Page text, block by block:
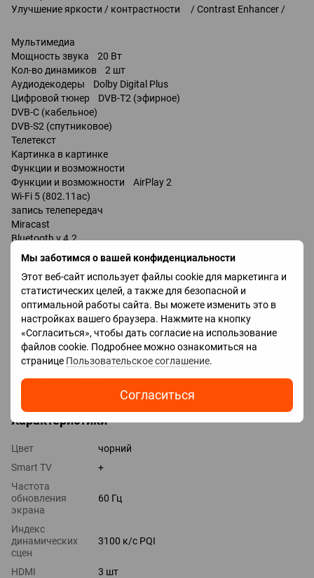
Мы заботимся о вашей конфиденциальности
Этот веб-сайт использует файлы cookie для маркетинга и
статистических целей, а также для безопасной и
оптимальной работы сайта. Вы можете изменить это в
настройках вашего браузера. Нажмите на кнопку
«Согласиться», чтобы дать согласие на использование
файлов cookie. Подробнее можно ознакомиться на
странице Пользовательское соглашение.
Согласиться
Улучшение яркости / контрастности / Contrast Enhancer /
Мультимедиа
Мощность звука 20 Вт
Кол-во динамиков 2 шт
Аудиодекодеры Dolby Digital Plus
Цифровой тюнер DVB-T2 (эфирное)
DVB-C (кабельное)
DVB-S2 (спутниковое)
Телетекст
Картинка в картинке
Функции и возможности
Функции и возможности AirPlay 2
Wi-Fi 5 (802.11ac)
запись телепередач
Miracast
Bluetooth v 4.2
управление голосом
Google Assistant
Bixby
Входы USB
LAN
HDMI 3 шт
Версия HDMI v 2.0
Выходы оптический
Характеристики
Цвет
чорний
Smart TV
+
Частота
обновления
экрана
60 Гц
Индекс
динамических
сцен
3100 к/с PQI
HDMI
3 шт